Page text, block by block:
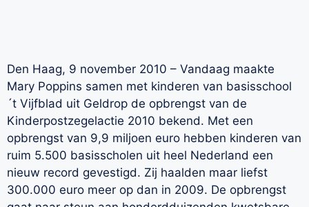
Den Haag, 9 november 2010 – Vandaag maakte
Mary Poppins samen met kinderen van basisschool
´t Vijfblad uit Geldrop de opbrengst van de
Kinderpostzegelactie 2010 bekend. Met een
opbrengst van 9,9 miljoen euro hebben kinderen van
ruim 5.500 basisscholen uit heel Nederland een
nieuw record gevestigd. Zij haalden maar liefst
300.000 euro meer op dan in 2009. De opbrengst